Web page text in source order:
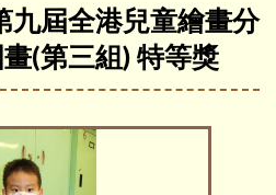
九屆全港兒童繪畫分
(第三組) 特等獎